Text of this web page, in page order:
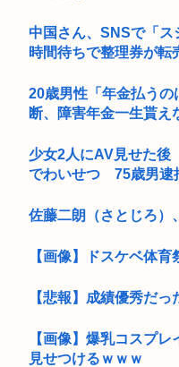
中国さん、SNSで「
時間待ちで整理券が
20歳男性「年金払う
断、障害年金一生貰え
少女2人にAV見せた後
でわいせつ 75歳男逮
佐藤二朗（さとじろ）
【画像】ドスケベ体育
【悲報】成績優秀だ
【画像】爆乳コスプ
見せつけるｗｗｗ